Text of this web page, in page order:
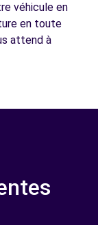
véhicule en
en toute
attend à